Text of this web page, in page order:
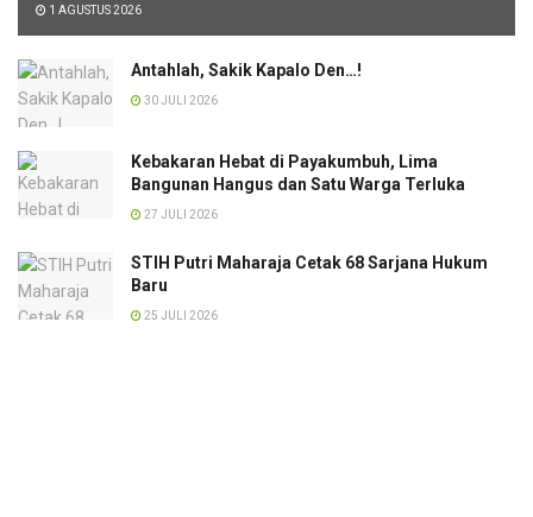
1 AGUSTUS 2026
Antahlah, Sakik Kapalo Den…!
30 JULI 2026
Kebakaran Hebat di Payakumbuh, Lima
Bangunan Hangus dan Satu Warga Terluka
27 JULI 2026
STIH Putri Maharaja Cetak 68 Sarjana Hukum
Baru
25 JULI 2026